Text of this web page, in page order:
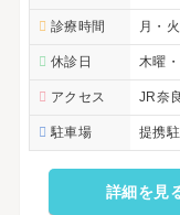
診療時間 月・
休診日 木曜
アクセス JR奈
駐車場 提携
詳細を見